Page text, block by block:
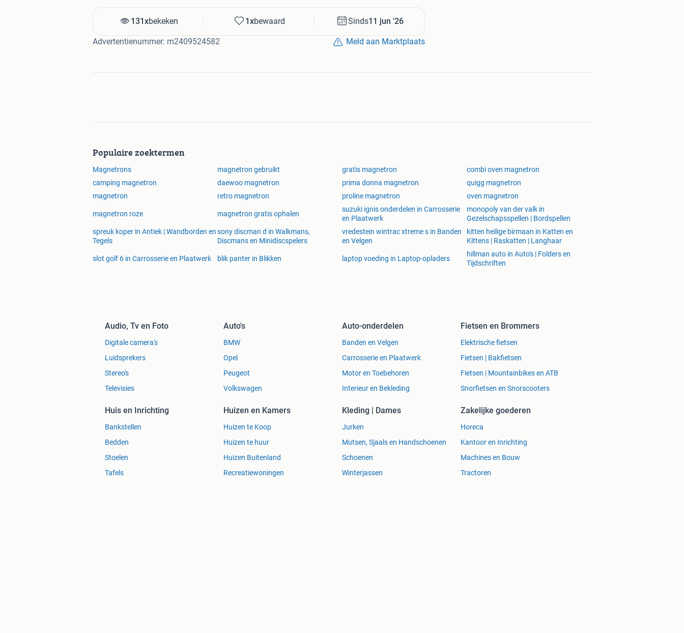
131xbekeken 1xbewaard Sinds11 jun '26
Advertentienummer: m2409524582 Meld aan Marktplaats
Populaire zoektermen
Magnetrons magnetron gebruikt gratis magnetron
combi oven magnetron
camping magnetron
daewoo magnetron prima donna magnetron
quigg magnetron
magnetron
retro magnetron proline magnetron oven magnetron
magnetron roze magnetron gratis ophalen
suzuki ignis onderdelen in Carrosserie
en Plaatwerk
monopoly van der valk in
Gezelschapsspellen | Bordspellen
spreuk koper in Antiek | Wandborden en
Tegels
sony discman d in Walkmans,
Discmans en Minidiscspelers
vredestein wintrac xtreme s in Banden
en Velgen
kitten heilige birmaan in Katten en
Kittens | Raskatten | Langhaar
slot golf 6 in Carrosserie en Plaatwerk blik panter in Blikken laptop voeding in Laptop-opladers
hillman auto in Auto's | Folders en
Tijdschriften
Audio, Tv en Foto
Digitale camera's
Luidsprekers
Stereo's
Televisies
Auto's
BMW
Opel
Peugeot
Volkswagen
Auto-onderdelen
Banden en Velgen
Carrosserie en Plaatwerk
Motor en Toebehoren
Interieur en Bekleding
Fietsen en Brommers
Elektrische fietsen
Fietsen | Bakfietsen
Fietsen | Mountainbikes en ATB
Snorfietsen en Snorscooters
Huis en Inrichting
Bankstellen
Bedden
Stoelen
Tafels
Huizen en Kamers
Huizen te Koop
Huizen te huur
Huizen Buitenland
Recreatiewoningen
Kleding | Dames
Jurken
Mutsen, Sjaals en Handschoenen
Schoenen
Winterjassen
Zakelijke goederen
Horeca
Kantoor en Inrichting
Machines en Bouw
Tractoren